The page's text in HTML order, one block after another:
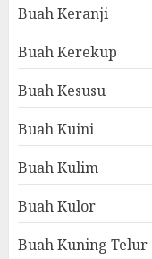
Buah Keranji
Buah Kerekup
Buah Kesusu
Buah Kuini
Buah Kulim
Buah Kulor
Buah Kuning Telur